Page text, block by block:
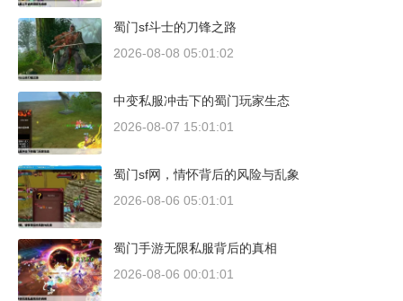
蜀门sf斗士的刀锋之路
2026-08-08 05:01:02
中变私服冲击下的蜀门玩家生态
2026-08-07 15:01:01
蜀门sf网，情怀背后的风险与乱象
2026-08-06 05:01:01
蜀门手游无限私服背后的真相
2026-08-06 00:01:01